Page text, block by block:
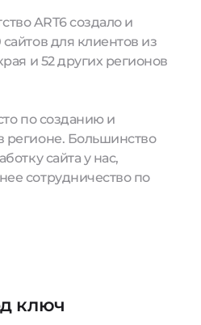
ART6 создало и
для клиентов из
и 52 других регионов
по созданию и
регионе. Большинство
сайта у нас,
сотрудничество по
ключ